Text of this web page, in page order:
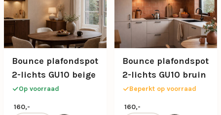
Bounce plafondspot
2-lichts GU10 beige
Op voorraad
160,-
Bounce plafondspot
2-lichts GU10 bruin
Beperkt op voorraad
160,-